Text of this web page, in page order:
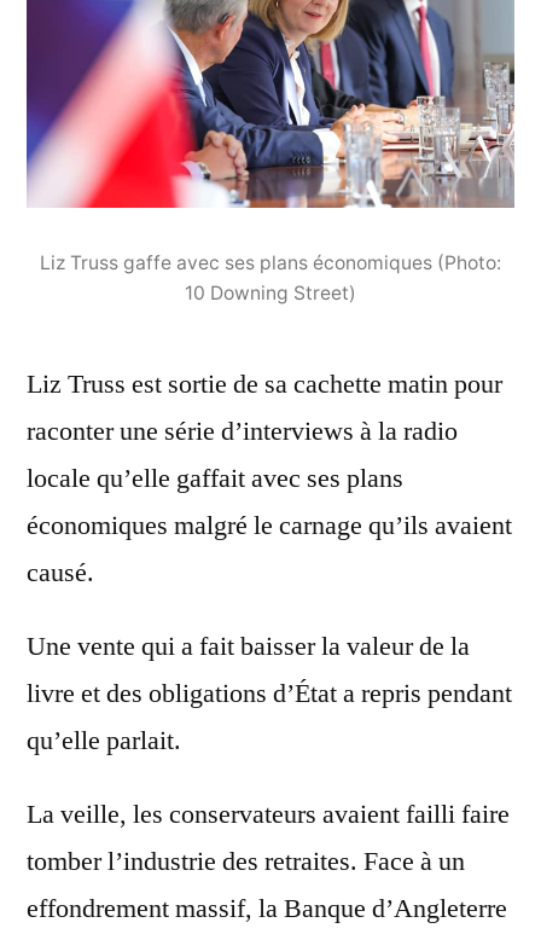
Liz Truss gaffe avec ses plans économiques (Photo:
10 Downing Street)
Liz Truss est sortie de sa cachette matin pour
raconter une série d’interviews à la radio
locale qu’elle gaffait avec ses plans
économiques malgré le carnage qu’ils avaient
causé.
Une vente qui a fait baisser la valeur de la
livre et des obligations d’État a repris pendant
qu’elle parlait.
La veille, les conservateurs avaient failli faire
tomber l’industrie des retraites. Face à un
effondrement massif, la Banque d’Angleterre